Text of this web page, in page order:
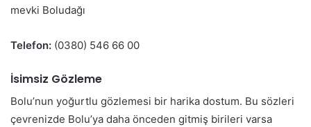
mevki Boludağı
Telefon: (0380) 546 66 00
İsimsiz Gözleme
Bolu’nun yoğurtlu gözlemesi bir harika dostum. Bu sözleri
çevrenizde Bolu’ya daha önceden gitmiş birileri varsa